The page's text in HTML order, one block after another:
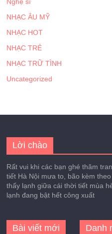
NHẠC ÂU MỸ
NHẠC HOT
NHẠC TRẺ
NHẠC TRỮ TÌNH
Uncategorized
Lời chào
Rất vui khi các bạn ghé thăm
tiết Hà Nội mưa to, bão kèm
thấy lạnh giữa cái thời tiết mùa
lạnh đang bật hết công xuất
Bài viết mới Danh